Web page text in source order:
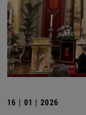
16 | 01 | 2026